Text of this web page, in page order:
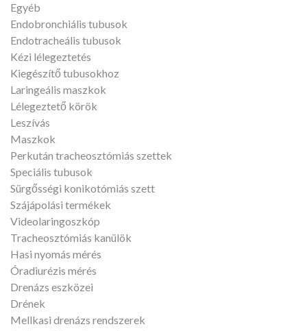
Egyéb
Endobronchiális tubusok
Endotracheális tubusok
Kézi lélegeztetés
Kiegészítő tubusokhoz
Laringeális maszkok
Lélegeztető körök
Leszívás
Maszkok
Perkután tracheosztómiás szettek
Speciális tubusok
Sürgősségi konikotómiás szett
Szájápolási termékek
Videolaringoszkóp
Tracheosztómiás kanülök
Hasi nyomás mérés
Óradiurézis mérés
Drenázs eszközei
Drének
Mellkasi drenázs rendszerek